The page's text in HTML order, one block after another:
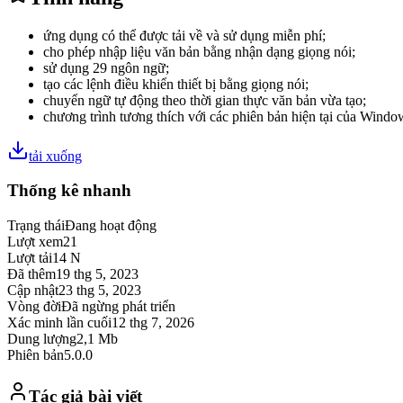
ứng dụng có thể được tải về và sử dụng miễn phí;
cho phép nhập liệu văn bản bằng nhận dạng giọng nói;
sử dụng 29 ngôn ngữ;
tạo các lệnh điều khiển thiết bị bằng giọng nói;
chuyển ngữ tự động theo thời gian thực văn bản vừa tạo;
chương trình tương thích với các phiên bản hiện tại của
tải xuống
Thống kê nhanh
Trạng tháiĐang hoạt động
Lượt xem21
Lượt tải14 N
Đã thêm19 thg 5, 2023
Cập nhật23 thg 5, 2023
Vòng đờiĐã ngừng phát triển
Xác minh lần cuối12 thg 7, 2026
Dung lượng2,1 Mb
Phiên bản5.0.0
Tác giả bài viết